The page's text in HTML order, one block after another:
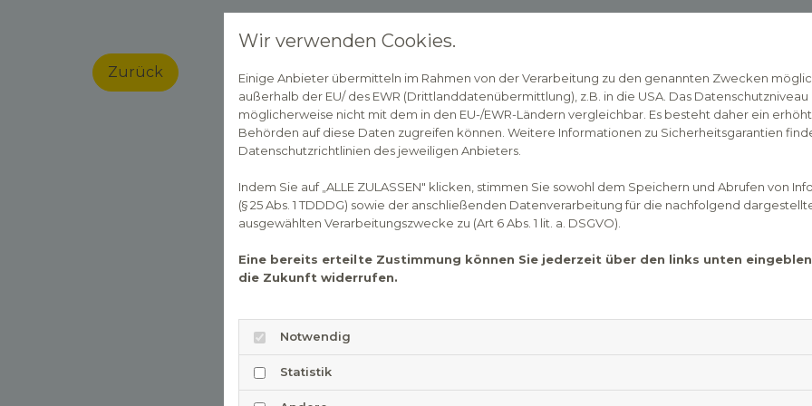
Zurück Wann nimmt man
28. November 2022
Mometason ist ein Wirkstoff der Gruppe der
der Wirkung ähnlich zum körpereigenen
die entzündungshemmende und
Kortison. Wirkstoffe wie Mometason werden
Kortison genannt. Als Arzneimittel wird es in
Mometasonfuroat hergestellt. Es ist je nach
Gegen was hilft
Wegen seiner Wirkung wird
allergischen Entzündungen angewendet.
Wir verwenden Cookies.
Einige Anbieter übermitteln im Rahmen von der Verarbeitung zu den genannten Zwecken
außerhalb der EU/ des EWR (Drittlanddatenübermittlung), z.B. in die USA. Das Datenschutzniveau
möglicherweise nicht mit dem in den EU-/EWR-Ländern vergleichbar. Es besteht daher ein
Behörden auf diese Daten zugreifen können. Weitere Informationen zu Sicherheitsgarantien
Datenschutzrichtlinien des jeweiligen Anbieters.
Indem Sie auf „ALLE ZULASSEN" klicken, stimmen Sie sowohl dem Speichern und Abrufen von
(§ 25 Abs. 1 TDDDG) sowie der anschließenden Datenverarbeitung für die nachfolgend
ausgewählten Verarbeitungszwecke zu (Art 6 Abs. 1 lit. a. DSGVO).
Eine bereits erteilte Zustimmung können Sie jederzeit über den links unten
die Zukunft widerrufen.
Notwendig
Statistik